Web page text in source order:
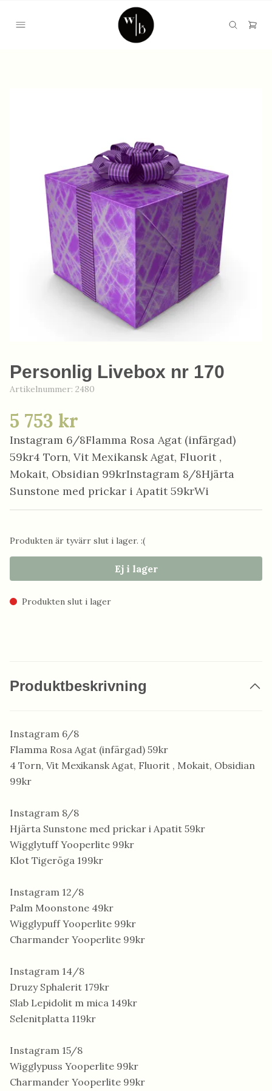
Personlig Livebox nr 170
Artikelnummer: 2480
5 753 kr
Instagram 6/8Flamma Rosa Agat (infärgad)
59kr4 Torn, Vit Mexikansk Agat, Fluorit ,
Mokait, Obsidian 99krInstagram 8/8Hjärta
Sunstone med prickar i Apatit 59krWi
Produkten är tyvärr slut i lager. :(
Ej i lager
Produkten slut i lager
Produktbeskrivning
Instagram 6/8
Flamma Rosa Agat (infärgad) 59kr
4 Torn, Vit Mexikansk Agat, Fluorit , Mokait, Obsidian
99kr
Instagram 8/8
Hjärta Sunstone med prickar i Apatit 59kr
Wigglytuff Yooperlite 99kr
Klot Tigeröga 199kr
Instagram 12/8
Palm Moonstone 49kr
Wigglypuff Yooperlite 99kr
Charmander Yooperlite 99kr
Instagram 14/8
Druzy Sphalerit 179kr
Slab Lepidolit m mica 149kr
Selenitplatta 119kr
Instagram 15/8
Wigglypuss Yooperlite 99kr
Charmander Yooperlite 99kr